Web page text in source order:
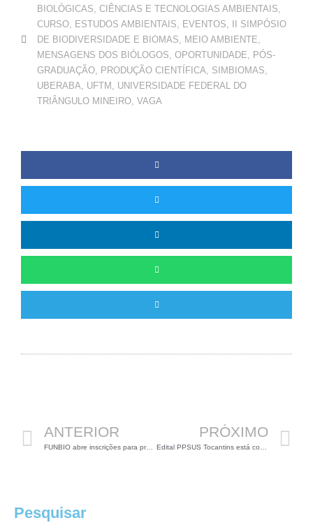
BIOLÓGICAS, CIÊNCIAS E TECNOLOGIAS AMBIENTAIS,
CURSO, ESTUDOS AMBIENTAIS, EVENTOS,
II SIMPÓSIO
DE BIODIVERSIDADE E BIOMAS, MEIO AMBIENTE,
MENSAGENS DOS BIÓLOGOS, OPORTUNIDADE, PÓS-
GRADUAÇÃO, PRODUÇÃO CIENTÍFICA, SIMBIOMAS,
UBERABA, UFTM , UNIVERSIDADE FEDERAL DO
TRIÂNGULO MINEIRO, VAGA
ANTERIOR
FUNBIO abre inscrições para programa de bolsas voltado a pesquisas em conservação da biodiversidade
PRÓXIMO
Pesquisar